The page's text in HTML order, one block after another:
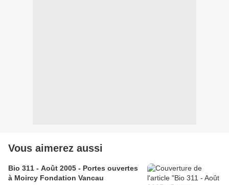
Vous aimerez aussi
Bio 311 - Août 2005 - Portes ouvertes
à Moircy Fondation Vancau